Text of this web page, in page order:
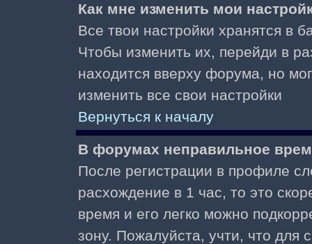
Как мне изменить мои
Все твои настройки хранятся в
Чтобы изменить их, перейди в
находится вверху форума, но
изменить все свои настройки
Вернуться к началу
В форумах неправильное
После регистрации в профиле
расхождение в 1 час, то это
время и его легко можно
зону. Пожалуйста, учти, что для